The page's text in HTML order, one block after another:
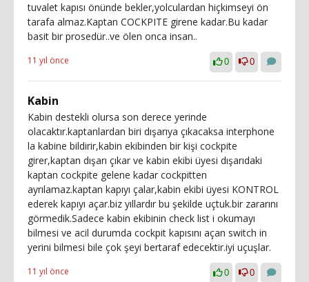
tuvalet kapısı önünde bekler,yolculardan hiçkimseyi ön
tarafa almaz.Kaptan COCKPITE girene kadar.Bu kadar
basit bir prosedür..ve ölen onca insan..
11 yıl önce 0 0
Kabin
Kabin destekli olursa son derece yerinde
olacaktır.kaptanlardan biri dışarıya çıkacaksa interphone
la kabine bildirir,kabin ekibinden bir kişi cockpite
girer,kaptan dışarı çıkar ve kabin ekibi üyesi dışarıdaki
kaptan cockpite gelene kadar cockpitten
ayrılamaz.kaptan kapıyı çalar,kabin ekibi üyesi KONTROL
ederek kapıyı açar.biz yıllardır bu şekilde uçtuk.bir zararını
görmedik.Sadece kabin ekibinin check list i okumayı
bilmesi ve acil durumda cockpit kapısını açan switch in
yerini bilmesi bile çok şeyi bertaraf edecektir.iyi uçuşlar.
11 yıl önce 0 0